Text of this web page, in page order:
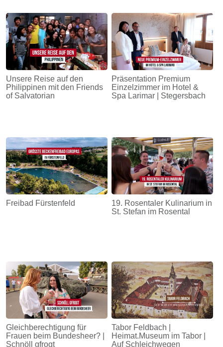
Unsere Reise auf den
Philippinen mit den Friends
of Salvatorian
Präsentation Premium
Einzelzimmer im Hotel &
Spa Larimar | Stegersbach
Freibad Fürstenfeld
19. Rosentaler Kulinarium in
St. Stefan im Rosental
Gleichberechtigung für
Frauen beim Bundesheer? |
Schnöll gfrogt
Tabor Feldbach |
Heimat.Museum im Tabor |
Auf Schleichwegen